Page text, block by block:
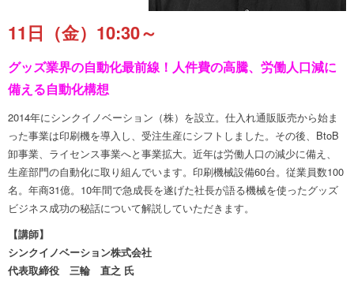
11日（金）10:30～
グッズ業界の自動化最前線！ 人件費の高騰、労働人口減に
備える自動化構想
2014年にシンクイノベーション（株）を設立。仕入れ通販販売から始ま
った事業は印刷機を導入し、受注生産にシフトしました。その後、BtoB
卸事業、ライセンス事業へと事業拡大。近年は労働人口の減少に備え、
生産部門の自動化に取り組んでいます。印刷機械設備60台。従業員数100
名。年商31億。10年間で急成長を遂げた社長が語る機械を使ったグッズ
ビジネス成功の秘話について解説していただきます。
【講師】
シンクイノベーション株式会社
代表取締役 三輪 直之 氏